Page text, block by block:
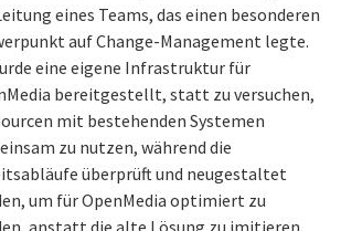
eines Teams, das einen besonderen
auf Change-Management legte.
eine eigene Infrastruktur für
bereitgestellt, statt zu versuchen,
mit bestehenden Systemen
zu nutzen, während die
überprüft und neugestaltet
um für OpenMedia optimiert zu
anstatt die alte Lösung zu imitieren.